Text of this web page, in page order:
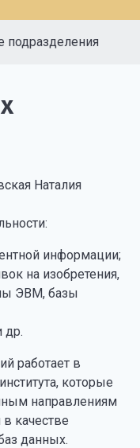
подразделения
Наталия
информации;
на изобретения,
ЭВМ, базы
др.
работает в
которые
направлениям
качестве
данных.